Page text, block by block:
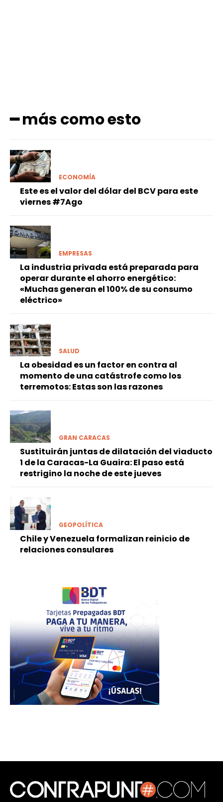
━ más como esto
ECONOMÍA
Este es el valor del dólar del BCV para este
viernes #7Ago
EMPRESAS
La industria privada está preparada para
operar durante el ahorro energético:
«Muchas generan el 100% de su consumo
eléctrico»
SALUD
La obesidad es un factor en contra al
momento de una catástrofe como los
terremotos: Estas son las razones
GRAN CARACAS
Sustituirán juntas de dilatación del viaducto
1 de la Caracas-La Guaira: El paso está
restrigino la noche de este jueves
GEOPOLÍTICA
Chile y Venezuela formalizan reinicio de
relaciones consulares